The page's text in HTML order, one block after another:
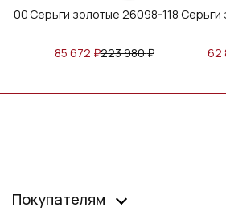
26098-118
223 980 ₽
Серьги золотые
62 891 164 420
Покупателям